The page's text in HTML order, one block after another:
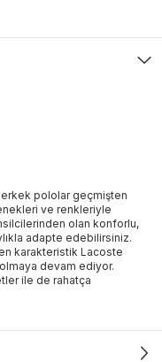
pololar geçmişten
ve renkleriyle
olan konforlu,
adapte edebilirsiniz.
karakteristik Lacoste
devam ediyor.
ile de rahatça